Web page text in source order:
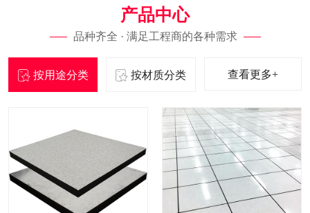
产品中心
品种齐全 · 满足工程商的各种需求
按用途分类 按材质分类 查看更多+